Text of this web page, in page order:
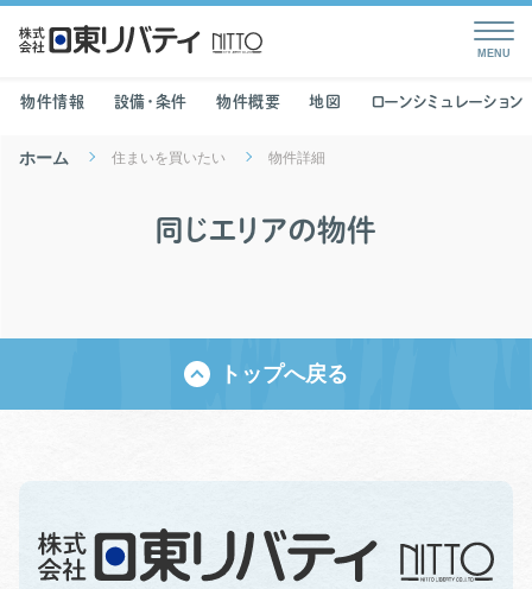
物件情報 設備・条件 物件概要 地図 ローンシミュレーション
ホーム 住まいを買いたい 物件詳細
同じエリアの物件
トップへ戻る